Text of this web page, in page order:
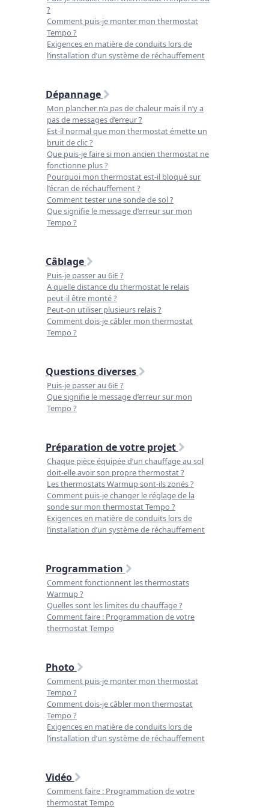
?
Comment puis-je monter mon thermostat
Tempo ?
Exigences en matière de conduits lors de
l’installation d’un système de réchauffement
Dépannage
Mon plancher n’a pas de chaleur mais il n’y a
pas de messages d’erreur ?
Est-il normal que mon thermostat émette un
bruit de clic ?
Que puis-je faire si mon ancien thermostat ne
fonctionne plus ?
Pourquoi mon thermostat est-il bloqué sur
l’écran de réchauffement ?
Comment tester une sonde de sol ?
Que signifie le message d’erreur sur mon
Tempo ?
Câblage
Puis-je passer au 6iE ?
A quelle distance du thermostat le relais
peut-il être monté ?
Peut-on utiliser plusieurs relais ?
Comment dois-je câbler mon thermostat
Tempo ?
Questions diverses
Puis-je passer au 6iE ?
Que signifie le message d’erreur sur mon
Tempo ?
Préparation de votre projet
Chaque pièce équipée d’un chauffage au sol
doit-elle avoir son propre thermostat ?
Les thermostats Warmup sont-ils zonés ?
Comment puis-je changer le réglage de la
sonde sur mon thermostat Tempo ?
Exigences en matière de conduits lors de
l’installation d’un système de réchauffement
Programmation
Comment fonctionnent les thermostats
Warmup ?
Quelles sont les limites du chauffage ?
Comment faire : Programmation de votre
thermostat Tempo
Photo
Comment puis-je monter mon thermostat
Tempo ?
Comment dois-je câbler mon thermostat
Tempo ?
Exigences en matière de conduits lors de
l’installation d’un système de réchauffement
Vidéo
Comment faire : Programmation de votre
thermostat Tempo